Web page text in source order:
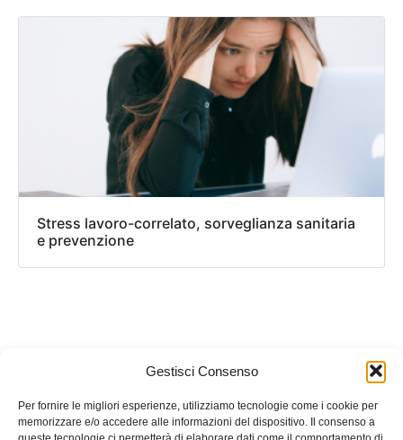
Gestisci Consenso
Per fornire le migliori esperienze, utilizziamo tecnologie come i cookie per
memorizzare e/o accedere alle informazioni del dispositivo. Il consenso a
Stress lavoro-correlato, sorveglianza sanitaria
e prevenzione